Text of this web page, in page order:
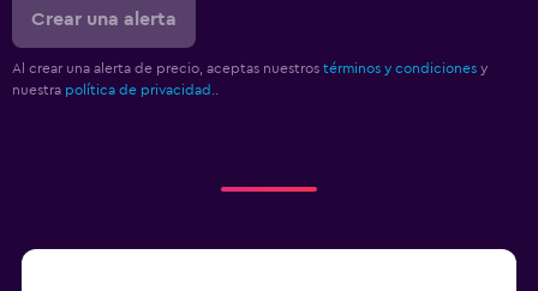
Crear una alerta
Al crear una alerta de precio, aceptas nuestros términos y condiciones y
nuestra política de privacidad..